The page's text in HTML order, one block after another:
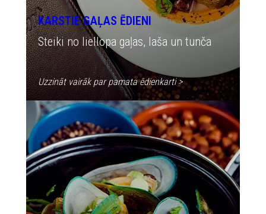
KARSTIE GAĻAS ĒDIENI
Steiki no liellopa gaļas, laša un tunča
Uzzināt vairāk par pamata ēdienkarti >